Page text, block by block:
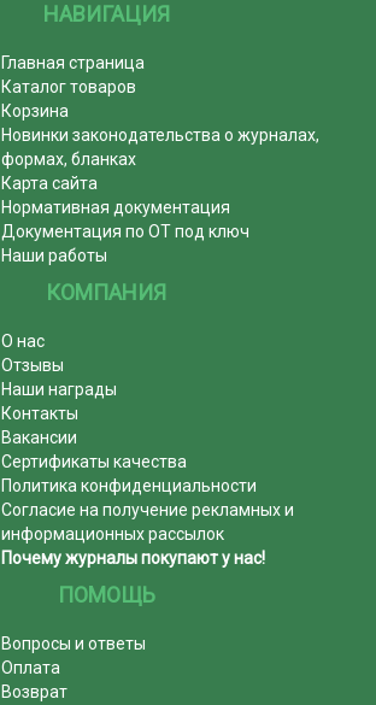
НАВИГАЦИЯ
Главная страница
Каталог товаров
Корзина
Новинки законодательства о журналах,
формах, бланках
Карта сайта
Нормативная документация
Документация по ОТ под ключ
Наши работы
КОМПАНИЯ
О нас
Отзывы
Наши награды
Контакты
Вакансии
Сертификаты качества
Политика конфиденциальности
Согласие на получение рекламных и
информационных рассылок
Почему журналы покупают у нас!
ПОМОЩЬ
Вопросы и ответы
Оплата
Возврат